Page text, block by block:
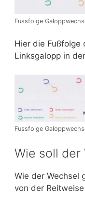
Fussfolge
Hier die Fußfolge
Linksgalopp in
Fussfolge
Wie soll der
Wie der Wechsel
von der